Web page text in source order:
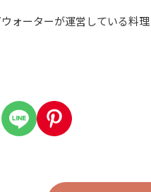
ォーターが運営している料